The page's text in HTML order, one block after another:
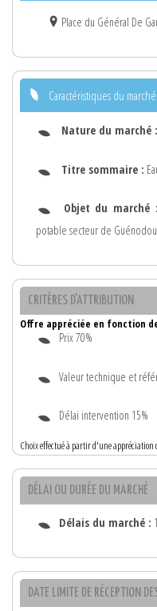
Place du Général De
Caractéristiques du marché
Nature du marché :
Titre sommaire :
Objet du
potable secteur de Guénodou
CRITÈRES D'ATTRIBUTION
Offre appréciée en fonction
Prix 70%
Valeur technique et
Délai intervention 15%
Choix effectué à partir d'une appréciation
DÉLAI OU DURÉE DU MARCHÉ
Délais du marché :
DATE LIMITE DE RÉCEPTION